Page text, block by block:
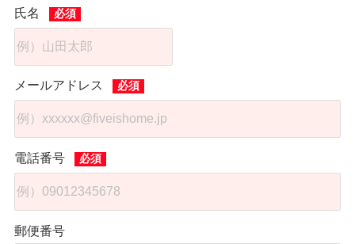
氏名
メールアドレス
電話番号
郵便番号